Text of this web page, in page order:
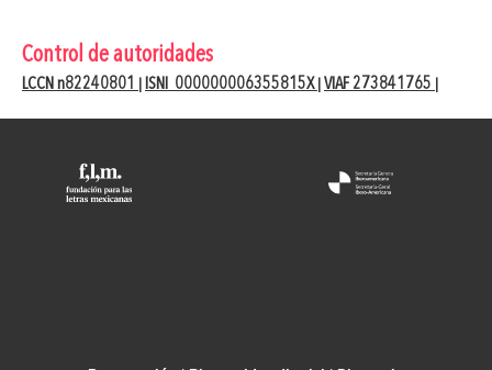
Control de autoridades
LCCN n82240801 ISNI 000000006355815X VIAF 273841765